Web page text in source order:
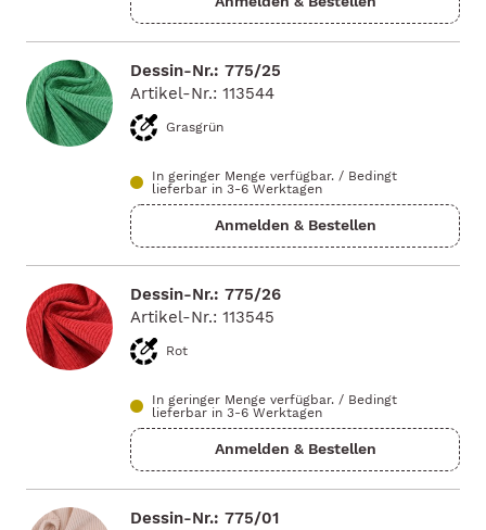
Dessin-Nr.: 775/25
Artikel-Nr.: 113544
Grasgrün
In geringer Menge verfügbar. / Bedingt
lieferbar in 3-6 Werktagen
Dessin-Nr.: 775/26
Artikel-Nr.: 113545
Rot
In geringer Menge verfügbar. / Bedingt
lieferbar in 3-6 Werktagen
Dessin-Nr.: 775/01